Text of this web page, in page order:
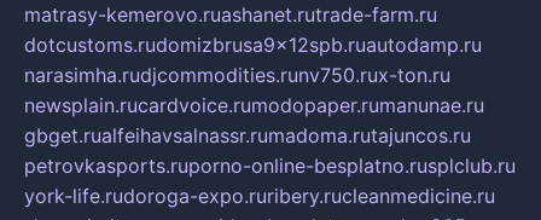
matrasy-kemerovo.ruashanet.rutrade-farm.ru
dotcustoms.rudomizbrusa9x12spb.ruautodamp.ru
narasimha.rudjcommodities.runv750.rux-ton.ru
newsplain.rucardvoice.rumodopaper.rumanunae.ru
gbget.rualfeihavsalnassr.rumadoma.rutajuncos.ru
petrovkasports.ruporno-online-besplatno.rusplclub.ru
york-life.rudoroga-expo.ruribery.rucleanmedicine.ru